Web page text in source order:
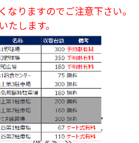
りますのでご注意下さい。
します。